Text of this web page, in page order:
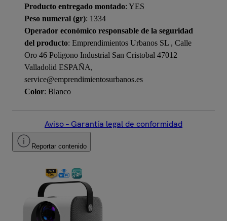
Producto entregado montado: YES
Peso numeral (gr): 1334
Operador económico responsable de la seguridad
del producto: Emprendimientos Urbanos SL , Calle
Oro 46 Poligono Industrial San Cristobal 47012
Valladolid ESPAÑA,
service@emprendimientosurbanos.es
Color: Blanco
Aviso – Garantía legal de conformidad
Reportar contenido